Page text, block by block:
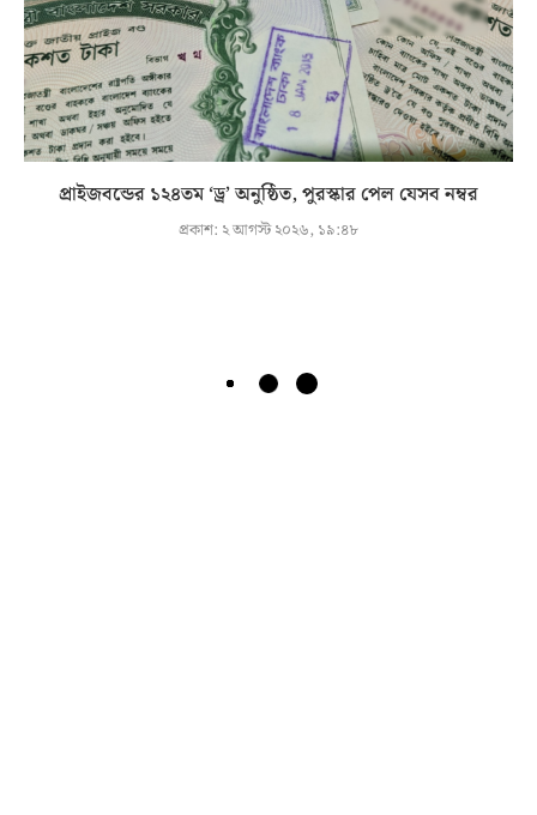
প্রাইজবন্ডের ১২৪তম ‘ড্র’ অনুষ্ঠিত, পুরস্কার পেল যেসব নম্বর
প্রকাশ: ২ আগস্ট ২০২৬, ১৯:৪৮